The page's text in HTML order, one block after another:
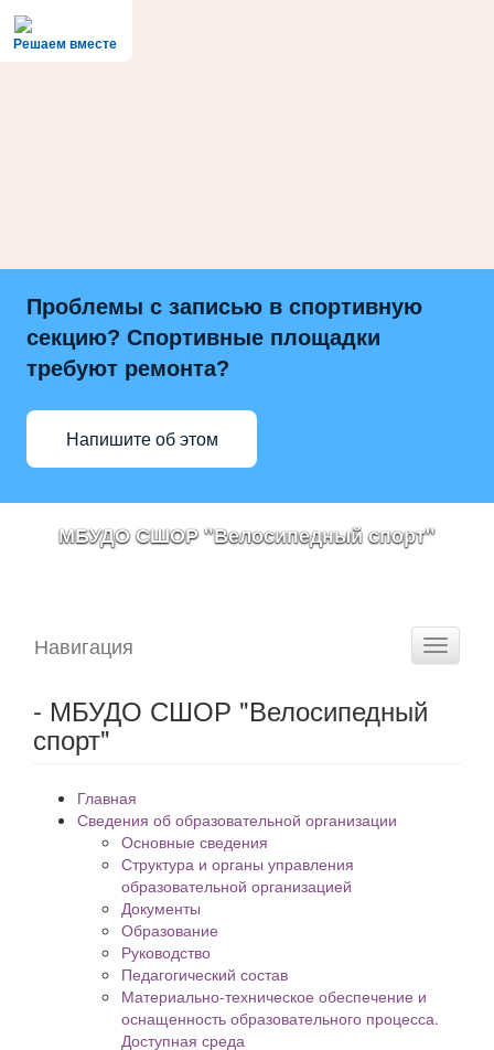
Решаем вместе
Проблемы с записью в спортивную
секцию? Спортивные площадки
требуют ремонта?
Напишите об этом
МБУДО СШОР "Велосипедный спорт"
Toggle
Навигация
- МБУДО СШОР "Велосипедный
спорт"
Главная
Сведения об образовательной организации
Основные сведения
Структура и органы управления
образовательной организацией
Документы
Образование
Руководство
Педагогический состав
Материально-техническое обеспечение и
оснащенность образовательного процесса.
Доступная среда